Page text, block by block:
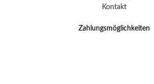
Kontakt
Zahlungsmöglichkeiten